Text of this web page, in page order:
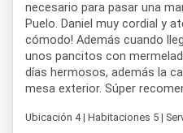
necesario para pasar una
Puelo. Daniel muy cordial y
cómodo! Además cuando
unos pancitos con
días hermosos, además la
mesa exterior. Súper
Ubicación 4 | Habitaciones 5 |